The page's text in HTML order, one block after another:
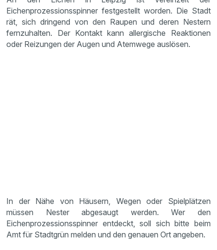
Eichenprozessionsspinner festgestellt worden. Die Stadt
rät, sich dringend von den Raupen und deren Nestern
fernzuhalten. Der Kontakt kann allergische Reaktionen
oder Reizungen der Augen und Atemwege auslösen.
In der Nähe von Häusern, Wegen oder Spielplätzen
müssen Nester abgesaugt werden. Wer den
Eichenprozessionsspinner entdeckt, soll sich bitte beim
Amt für Stadtgrün melden und den genauen Ort angeben.